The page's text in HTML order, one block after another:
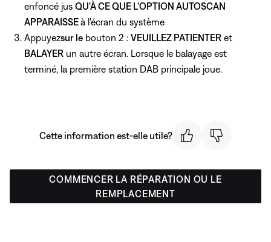
enfoncé jus QU'À CE QUE L'OPTION AUTOSCAN
APPARAISSEà l'écran du système
Appuyezsur le bouton 2 : VEUILLEZ PATIENTER et
BALAYER un autre écran. Lorsque le balayage est
terminé, la première station DAB principale joue.
Cette information est-elle utile?
COMMENCER LA RÉPARATION OU LE
REMPLACEMENT